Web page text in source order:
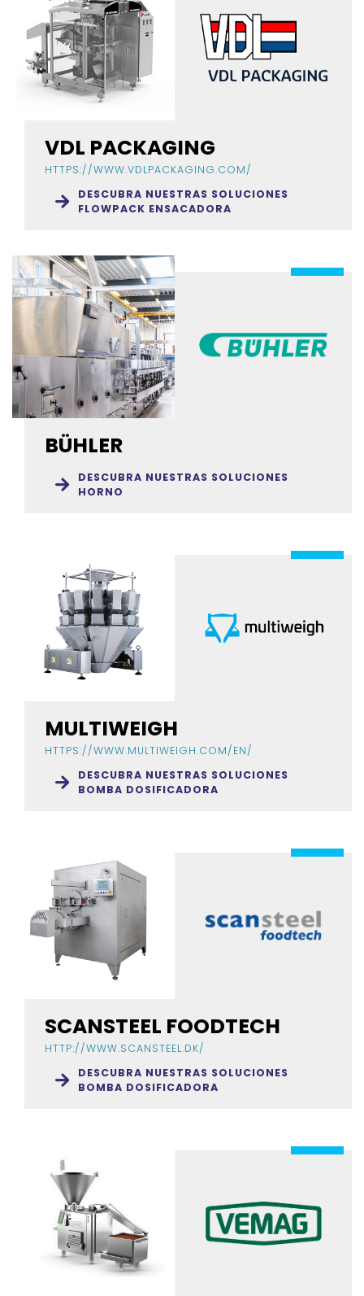
VDL PACKAGING
HTTPS://WWW.VDLPACKAGING.COM/
DESCUBRA NUESTRAS SOLUCIONES
FLOWPACK ENSACADORA
BÜHLER
DESCUBRA NUESTRAS SOLUCIONES
HORNO
MULTIWEIGH
HTTPS://WWW.MULTIWEIGH.COM/EN/
DESCUBRA NUESTRAS SOLUCIONES
BOMBA DOSIFICADORA
SCANSTEEL FOODTECH
HTTP://WWW.SCANSTEEL.DK/
DESCUBRA NUESTRAS SOLUCIONES
BOMBA DOSIFICADORA